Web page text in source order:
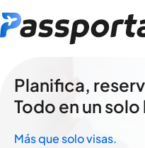
Planifica,
Todo en un solo
Más que solo visas.